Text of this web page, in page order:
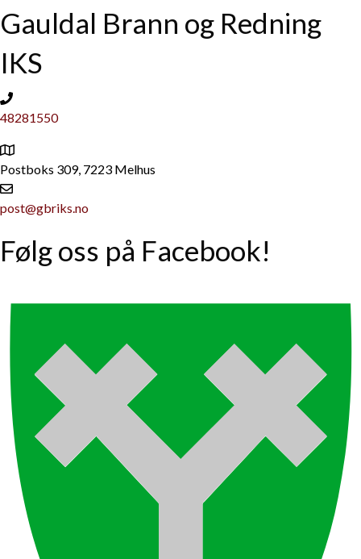
Gauldal Brann og Redning
IKS
48281550
Postboks 309, 7223 Melhus
post@gbriks.no
Følg oss på Facebook!